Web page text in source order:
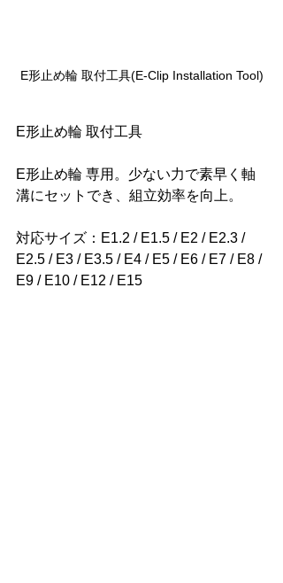
E形止め輪 取付工具(E-Clip Installation Tool)
E形止め輪 取付工具
E形止め輪 専用。少ない力で素早く軸
溝にセットでき、組立効率を向上。
対応サイズ：E1.2 / E1.5 / E2 / E2.3 /
E2.5 / E3 / E3.5 / E4 / E5 / E6 / E7 / E8 /
E9 / E10 / E12 / E15